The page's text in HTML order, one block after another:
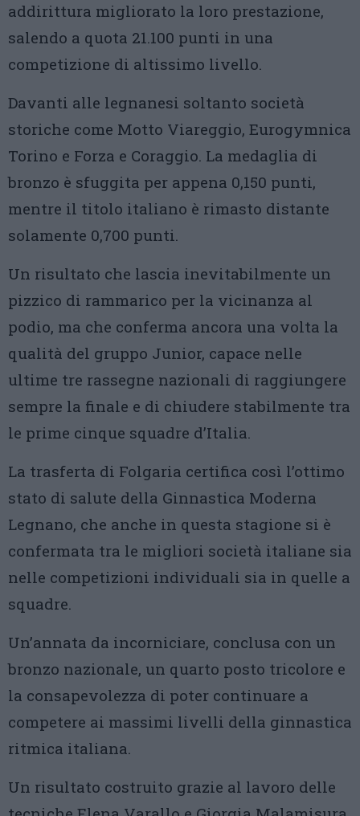
addirittura migliorato la loro prestazione,
salendo a quota 21.100 punti in una
competizione di altissimo livello.
Davanti alle legnanesi soltanto società
storiche come Motto Viareggio, Eurogymnica
Torino e Forza e Coraggio. La medaglia di
bronzo è sfuggita per appena 0,150 punti,
mentre il titolo italiano è rimasto distante
solamente 0,700 punti.
Un risultato che lascia inevitabilmente un
pizzico di rammarico per la vicinanza al
podio, ma che conferma ancora una volta la
qualità del gruppo Junior, capace nelle
ultime tre rassegne nazionali di raggiungere
sempre la finale e di chiudere stabilmente tra
le prime cinque squadre d’Italia.
La trasferta di Folgaria certifica così l’ottimo
stato di salute della Ginnastica Moderna
Legnano, che anche in questa stagione si è
confermata tra le migliori società italiane sia
nelle competizioni individuali sia in quelle a
squadre.
Un’annata da incorniciare, conclusa con un
bronzo nazionale, un quarto posto tricolore e
la consapevolezza di poter continuare a
competere ai massimi livelli della ginnastica
ritmica italiana.
Un risultato costruito grazie al lavoro delle